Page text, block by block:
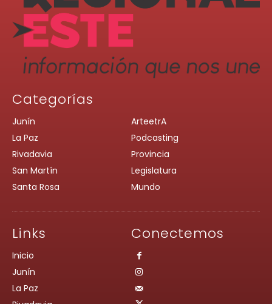
Categorías
Junín
La Paz
Rivadavia
San Martín
Santa Rosa
ArteetrA
Podcasting
Provincia
Legislatura
Mundo
Links
Inicio
Junín
La Paz
Conectemos